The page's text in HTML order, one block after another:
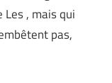
, mais qui
pas,